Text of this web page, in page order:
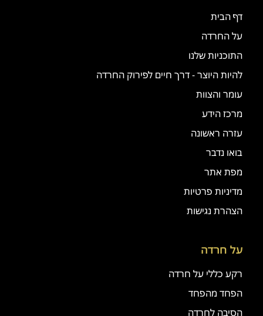
דף הבית
על החרדה
התוכניות שלנו
להיות היוצר - דרך חיים לפירוק החרדה
עומר והצוות
מרכז הידע
עזרה ראשונה
בואו נדבר
מפת אתר
מדיניות פרטיות
הצהרת נגישות
על חרדה
רקע כללי על חרדה
הפחד מהפחד
הסיבה לחרדה